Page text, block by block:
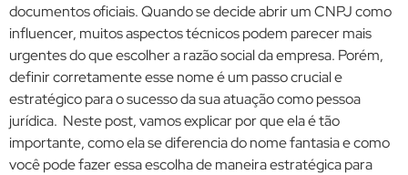
documentos oficiais. Quando se decide abrir um CNPJ como
influencer, muitos aspectos técnicos podem parecer mais
urgentes do que escolher a razão social da empresa. Porém,
definir corretamente esse nome é um passo crucial e
estratégico para o sucesso da sua atuação como pessoa
jurídica. Neste post, vamos explicar por que ela é tão
importante, como ela se diferencia do nome fantasia e como
você pode fazer essa escolha de maneira estratégica para